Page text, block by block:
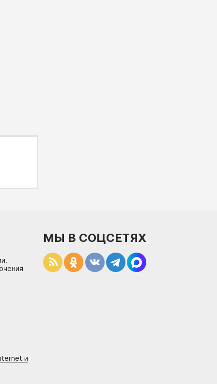
и
МЫ В СОЦСЕТЯХ